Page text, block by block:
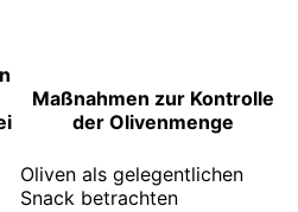
Maßnahmen zur Kontrolle
der Olivenmenge
Oliven als gelegentlichen
Snack betrachten